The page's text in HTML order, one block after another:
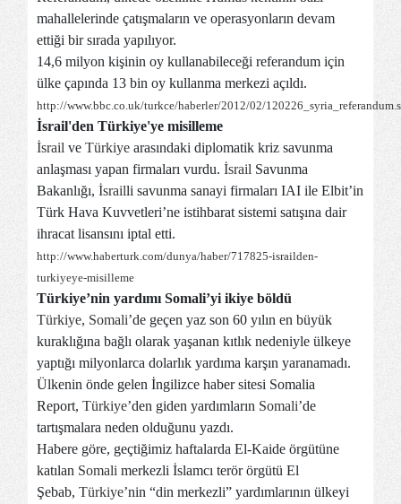
mahallelerinde çatışmaların ve operasyonların devam
ettiği bir sırada yapılıyor.
14,6 milyon kişinin oy kullanabileceği referandum için
ülke çapında 13 bin oy kullanma merkezi açıldı.
http://www.bbc.co.uk/turkce/haberler/2012/02/
İsrail'den Türkiye'ye misilleme
İsrail ve Türkiye arasındaki diplomatik kriz savunma
anlaşması yapan firmaları vurdu. İsrail Savunma
Bakanlığı, İsrailli savunma sanayi firmaları IAI ile Elbit’in
Türk Hava Kuvvetleri’ne istihbarat sistemi satışına dair
ihracat lisansını iptal etti.
http://www.haberturk.com/dunya/haber/717825-israilden-
turkiyeye-misilleme
Türkiye’nin yardımı Somali’yi ikiye böldü
Türkiye, Somali’de geçen yaz son 60 yılın en büyük
kuraklığına bağlı olarak yaşanan kıtlık nedeniyle ülkeye
yaptığı milyonlarca dolarlık yardıma karşın yaranamadı.
Ülkenin önde gelen İngilizce haber sitesi Somalia
Report, Türkiye’den giden yardımların Somali’de
tartışmalara neden olduğunu yazdı.
Habere göre, geçtiğimiz haftalarda El-Kaide örgütüne
katılan Somali merkezli İslamcı terör örgütü El
Şebab, Türkiye’nin “din merkezli” yardımlarının ülkeyi